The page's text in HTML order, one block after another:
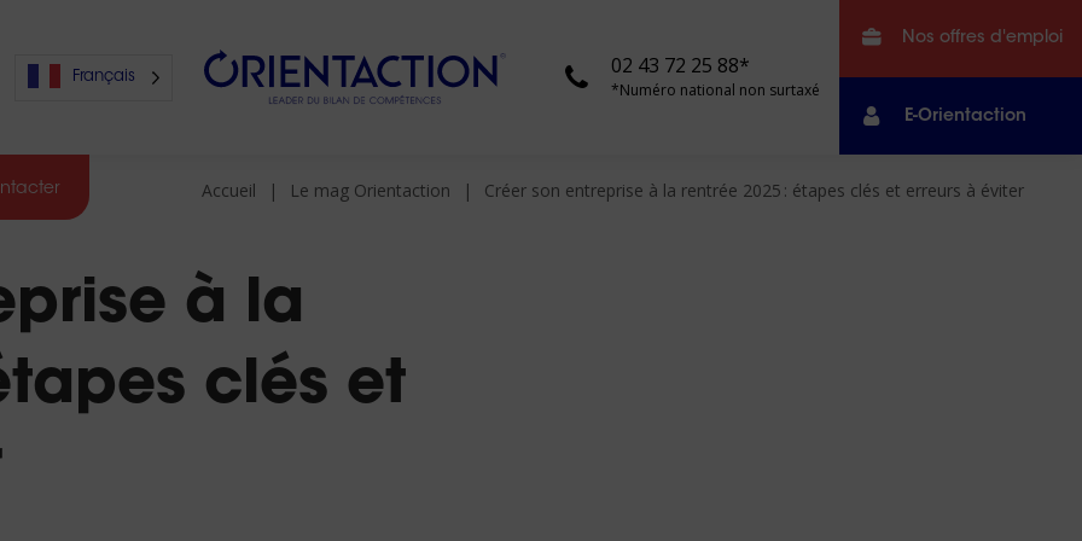
Français 02 43 72 25 88*
*Numéro national non surtaxé
Nos offres d'emploi
E-Orientaction
Accueil Le mag Orientaction Créer son entreprise à la rentrée 2025 : étapes clés et erreurs à éviter
à la
clés et